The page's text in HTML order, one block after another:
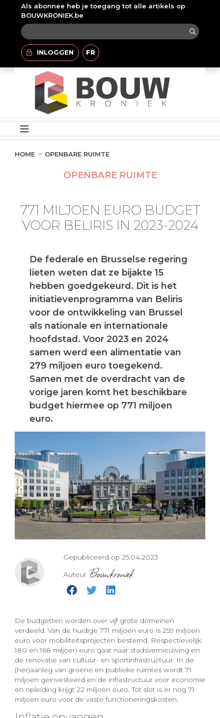
Als abonnee heb je toegang tot alle artikels op
BOUWKRONIEK.be
INLOGGEN FR
HOME OPENBARE RUIMTE
OPENBARE RUIMTE
771 MILJOEN EURO BUDGET
VOOR BELIRIS IN 2023-2024
De federale en Brusselse regering
lieten weten dat ze bijakte 15
hebben goedgekeurd. Dit is het
initiatievenprogramma van Beliris
voor de ontwikkeling van Brussel
als nationale en internationale
hoofdstad. Voor 2023 en 2024
samen werd een alimentatie van
279 miljoen euro toegekend.
Samen met de overdracht van de
vorige jaren komt het beschikbare
budget hiermee op 771 miljoen
euro.
Gepubliceerd op 25.04.2023
Auteur Bouwkroniek
De budgetten worden over vijf grote domeinen
verdeeld. Van de huidige 771 miljoen euro is 259 miljoen
euro voor mobiliteitsprojecten bestemd. Respectievelijk
180 en 168 miljoen euro gaat naar stadsvernieuwing en
de renovatie van cultuur- en sportinfrastructuur. In de
(her)aanleg van groene en publieke ruimtes wordt 71
miljoen geïnvesteerd en de infrastructuur voor economie
en opleiding krijgt 22 miljoen euro. Tot slot is er nog 71
miljoen euro voor de vaste functioneringskosten.